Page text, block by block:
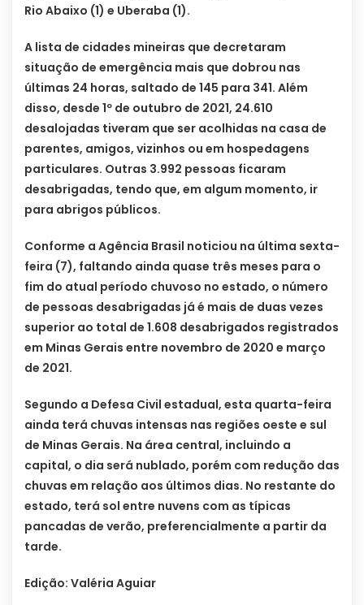
Rio Abaixo (1) e Uberaba (1).
A lista de cidades mineiras que decretaram
situação de emergência mais que dobrou nas
últimas 24 horas, saltado de 145 para 341. Além
disso, desde 1º de outubro de 2021, 24.610
desalojadas tiveram que ser acolhidas na casa de
parentes, amigos, vizinhos ou em hospedagens
particulares. Outras 3.992 pessoas ficaram
desabrigadas, tendo que, em algum momento, ir
para abrigos públicos.
Conforme a Agência Brasil noticiou na última sexta-
feira (7), faltando ainda quase três meses para o
fim do atual período chuvoso no estado, o número
de pessoas desabrigadas já é mais de duas vezes
superior ao total de 1.608 desabrigados registrados
em Minas Gerais entre novembro de 2020 e março
de 2021.
Segundo a Defesa Civil estadual, esta quarta-feira
ainda terá chuvas intensas nas regiões oeste e sul
de Minas Gerais. Na área central, incluindo a
capital, o dia será nublado, porém com redução das
chuvas em relação aos últimos dias. No restante do
estado, terá sol entre nuvens com as típicas
pancadas de verão, preferencialmente a partir da
tarde.
Edição: Valéria Aguiar